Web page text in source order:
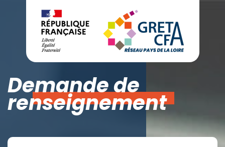
Demande de
renseignement